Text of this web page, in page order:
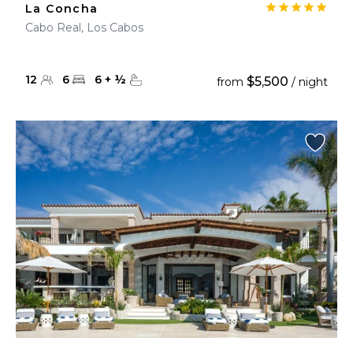
La Concha
Cabo Real, Los Cabos
12 6 6 + ½ from $5,500 / night